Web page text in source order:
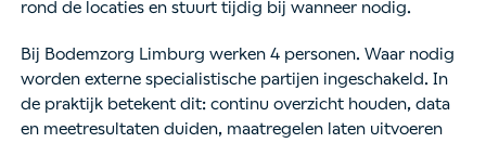
rond de locaties en stuurt tijdig bij wanneer nodig.
Bij Bodemzorg Limburg werken 4 personen. Waar nodig
worden externe specialistische partijen ingeschakeld. In
de praktijk betekent dit: continu overzicht houden, data
en meetresultaten duiden, maatregelen laten uitvoeren